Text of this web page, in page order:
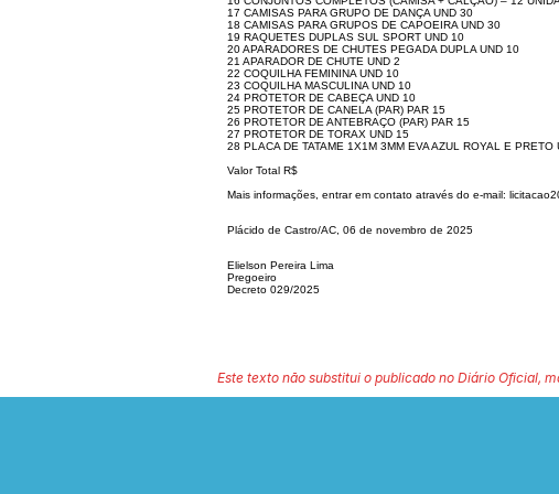
17 CAMISAS PARA GRUPO DE DANÇA UND 30
18 CAMISAS PARA GRUPOS DE CAPOEIRA UND 30
19 RAQUETES DUPLAS SUL SPORT UND 10
20 APARADORES DE CHUTES PEGADA DUPLA UND 10
21 APARADOR DE CHUTE UND 2
22 COQUILHA FEMININA UND 10
23 COQUILHA MASCULINA UND 10
24 PROTETOR DE CABEÇA UND 10
25 PROTETOR DE CANELA (PAR) PAR 15
26 PROTETOR DE ANTEBRAÇO (PAR) PAR 15
27 PROTETOR DE TORAX UND 15
28 PLACA DE TATAME 1X1M 3MM EVA AZUL ROYAL E PRETO
Valor Total R$
Mais informações, entrar em contato através do e-mail:
Plácido de Castro/AC, 06 de novembro de 2025
Elielson Pereira Lima
Pregoeiro
Decreto 029/2025
Este texto não substitui o publicado no Diário Oficial,